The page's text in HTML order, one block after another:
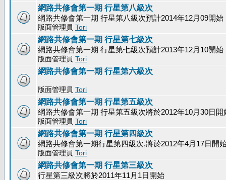
網路共修會第一期 行星第八級次
網路共修會第一期 行星第八級次預計2014年12月09開始
版面管理員 Tori
網路共修會第一期 行星第七級次
網路共修會第一期 行星第七級次預計2013年12月10開始
版面管理員 Tori
網路共修會第一期 行星第六級次
版面管理員 Tori
網路共修會第一期 行星第五級次
網路共修會第一期 行星第五級次將於2012年10月30日開
版面管理員 Tori
網路共修會第一期 行星第四級次
網路共修會第一期行星第四級次,將於2012年4月17日開
版面管理員 Tori
網路共修會第一期 行星第三級次
行星第三級次將於2011年11月1日開始